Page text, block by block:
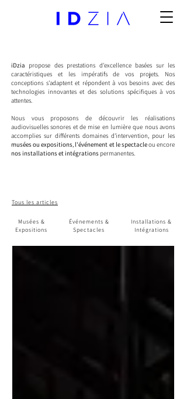
iDzia propose des prestations d'excellence basées sur les
caractéristiques et les impératifs de vos projets. Nos
conceptions s'adaptent et répondent à vos besoins avec des
technologies innovantes et des solutions spécifiques à vos
attentes.
Nous vous proposons de découvrir les réalisations
audiovisuelles sonores et de mise en lumière que nous avons
accomplies sur différents domaines d'intervention, pour les
musées ou expositions, l'événement et le spectacleou encore
nos installations et intégrations permanentes.
Tous les articles
Musées &
Expositions
Événements &
Spectacles
Installations &
Intégrations